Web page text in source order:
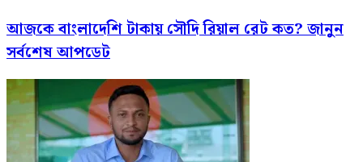
আজকে বাংলাদেশি টাকায় সৌদি রিয়াল রেট কত? জানুন
সর্বশেষ আপডেট